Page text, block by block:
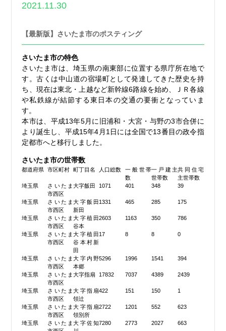
2021.11.30
【最新版】さいたま市のポスティング
さいたま市の特色
さいたま市は、埼玉県の南東部に位置する県庁所在地で
す。古くは中山道の宿場町として発達してきた歴史を持
ち、現在は東北・上越など新幹線6路線を始め、ＪＲ各線
や私鉄線が結節する東日本の交通の要衝となっていま
す。
本市は、平成13年5月に旧浦和・大宮・与野の3市合併に
より誕生し、平成15年4月1日には全国で13番目の政令指
定都市へと移行しました。
さいたま市の世帯数
都道府県 市区町村 町丁目名 人口総数
一般世帯
数
一戸建主
世帯数
共同住宅
主世帯数
埼玉県
さいたま
市西区
大字飯田 1071 401 348 39
埼玉県
さいたま
市西区
大字飯田
新田
1331 465 285 175
埼玉県
さいたま
市西区
大字植田
谷本
2603 1163 350 786
埼玉県
さいたま
市西区
大字植田
谷本村新
田
17 8 8 0
埼玉県
さいたま
市西区
大字内野
本郷
5296 1996 1541 394
埼玉県
さいたま
市西区
大字指扇 17832 7037 4389 2439
埼玉県
さいたま
市西区
大字指扇
領辻
422 151 150 1
埼玉県
さいたま
市西区
大字指扇
領別所
2722 1201 552 623
埼玉県
さいたま大字佐知7280 2773 2027 663